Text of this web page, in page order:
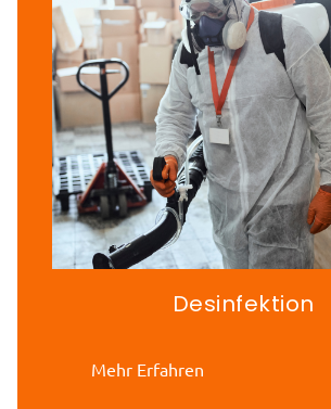
Desinfektion
Mehr Erfahren